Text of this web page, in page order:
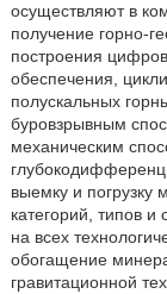
осуществляют в
получение горно-
построения
обеспечения,
полускальных
буровзрывным
механическим
выемку и
категорий, типов и
на всех
обогащение
гравитационной